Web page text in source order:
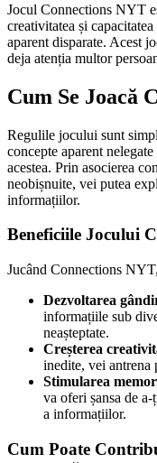
Jocul Connections NYT
creativitatea și
aparent disparate. Acest
deja atenția multor
Cum Se Joacă
Regulile jocului sunt
concepte aparent
acestea. Prin asocierea
neobișnuite, vei putea
informațiilor.
Beneficiile Jocului
Jucând Connections
Dezvoltarea
informațiile sub
neașteptate.
Creșterea
inedite, vei antrena
Stimularea
va oferi șansa de
a informațiilor.
Cum Poate